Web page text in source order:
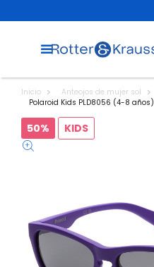
Inicio
Anteojos de mujer sol
Polaroid Kids PLD8056 (4-8 años)
50% KIDS